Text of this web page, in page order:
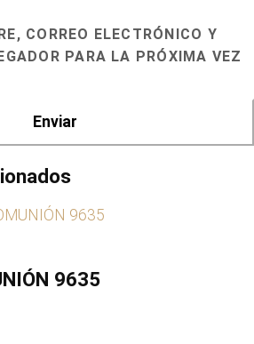
CORREO ELECTRÓNICO Y
PARA LA PRÓXIMA VEZ
9635